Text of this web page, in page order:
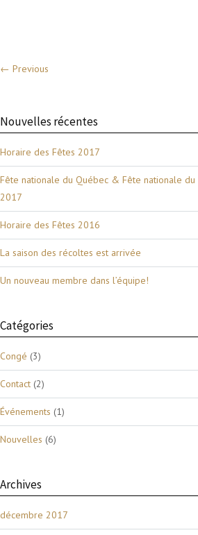
← Previous
Nouvelles récentes
Horaire des Fêtes 2017
Fête nationale du Québec & Fête nationale du
2017
Horaire des Fêtes 2016
La saison des récoltes est arrivée
Un nouveau membre dans l’équipe!
Catégories
Congé (3)
Contact (2)
Événements (1)
Nouvelles (6)
Archives
décembre 2017